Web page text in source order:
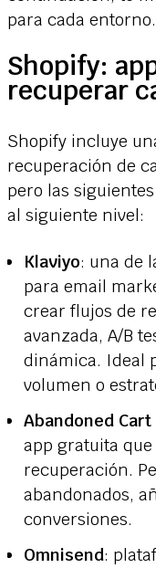
para cada entorno.
Shopify:
recuperar
Shopify incluye
recuperación de
pero las
al siguiente nivel:
Klaviyo: una de
para email
crear flujos de
avanzada, A/B
dinámica. Ideal
volumen o
Abandoned Cart
app gratuita
recuperación.
abandonados,
conversiones.
Omnisend: